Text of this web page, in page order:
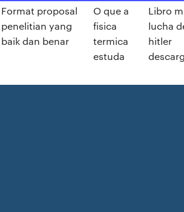
Format proposal
penelitian yang
baik dan benar
O que a
fisica
termica
estuda
Libro
lucha
hitler